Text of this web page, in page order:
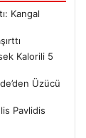
Kangal
Kalorili 5
Üzücü
Pavlidis